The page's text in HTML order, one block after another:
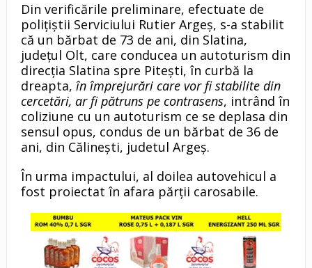
Din verificările preliminare, efectuate de
polițiștii Serviciului Rutier Argeș, s-a stabilit
că un bărbat de 73 de ani, din Slatina,
județul Olt, care conducea un autoturism din
direcția Slatina spre Pitești, în curbă la
dreapta, în împrejurări care vor fi stabilite din
cercetări, ar fi pătruns pe contrasens, intrând în
coliziune cu un autoturism ce se deplasa din
sensul opus, condus de un bărbat de 36 de
ani, din Călinești, judetul Argeș.
În urma impactului, al doilea autovehicul a
fost proiectat în afara părții carosabile.